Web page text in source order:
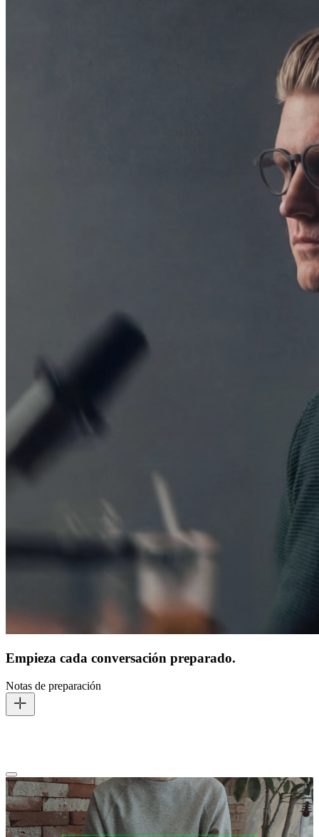
Empieza cada conversación preparado.
Notas de preparación